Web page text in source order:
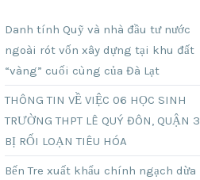
Danh tính Quỹ và nhà đầu tư nước
ngoài rót vốn xây dựng tại khu đất
“vàng” cuối cùng của Đà Lạt
THÔNG TIN VỀ VIỆC 06 HỌC SINH
TRƯỜNG THPT LÊ QUÝ ĐÔN, QUẬN 3
BỊ RỐI LOẠN TIÊU HÓA
Bến Tre xuất khẩu chính ngạch dừa